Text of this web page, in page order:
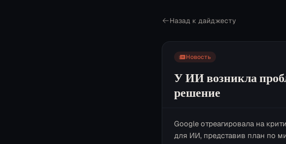
Назад к дайджесту
Новость
У ИИ возникла
решение
Google отреагировала на
для ИИ, представив план по